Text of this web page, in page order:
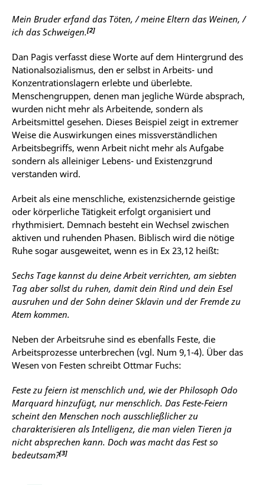
Mein Bruder erfand das Töten, / meine Eltern das Weinen, /
ich das Schweigen.[2]
Dan Pagis verfasst diese Worte auf dem Hintergrund des
Nationalsozialismus, den er selbst in Arbeits- und
Konzentrationslagern erlebte und überlebte.
Menschengruppen, denen man jegliche Würde absprach,
wurden nicht mehr als Arbeitende, sondern als
Arbeitsmittel gesehen. Dieses Beispiel zeigt in extremer
Weise die Auswirkungen eines missverständlichen
Arbeitsbegriffs, wenn Arbeit nicht mehr als Aufgabe
sondern als alleiniger Lebens- und Existenzgrund
verstanden wird.
Arbeit als eine menschliche, existenzsichernde geistige
oder körperliche Tätigkeit erfolgt organisiert und
rhythmisiert. Demnach besteht ein Wechsel zwischen
aktiven und ruhenden Phasen. Biblisch wird die nötige
Ruhe sogar ausgeweitet, wenn es in Ex 23,12 heißt:
Sechs Tage kannst du deine Arbeit verrichten, am siebten
Tag aber sollst du ruhen, damit dein Rind und dein Esel
ausruhen und der Sohn deiner Sklavin und der Fremde zu
Atem kommen.
Neben der Arbeitsruhe sind es ebenfalls Feste, die
Arbeitsprozesse unterbrechen (vgl. Num 9,1-4). Über das
Wesen von Festen schreibt Ottmar Fuchs:
Feste zu feiern ist menschlich und, wie der Philosoph Odo
Marquard hinzufügt, nur menschlich. Das Feste-Feiern
scheint den Menschen noch ausschließlicher zu
charakterisieren als Intelligenz, die man vielen Tieren ja
nicht absprechen kann. Doch was macht das Fest so
bedeutsam?[3]